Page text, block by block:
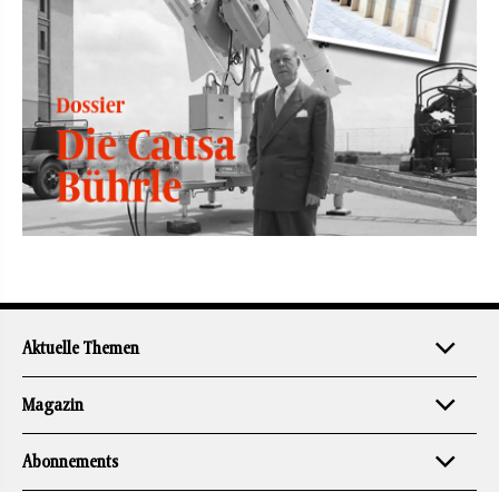
Aktuelle Themen
Magazin
Abonnements